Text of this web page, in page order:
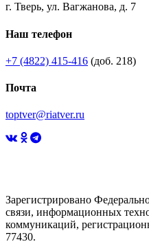
г. Тверь, ул. Вагжанова, д. 7
Наш телефон
+7 (4822) 415-416 (доб. 218)
Почта
toptver@riatver.ru
Зарегистрировано
связи, информационных
коммуникаций,
77430.